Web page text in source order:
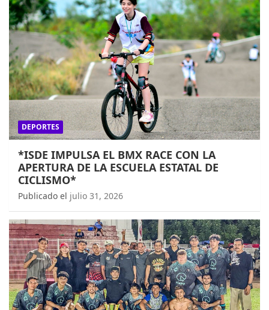
DEPORTES
*ISDE IMPULSA EL BMX RACE CON LA
APERTURA DE LA ESCUELA ESTATAL DE
CICLISMO*
Publicado el julio 31, 2026